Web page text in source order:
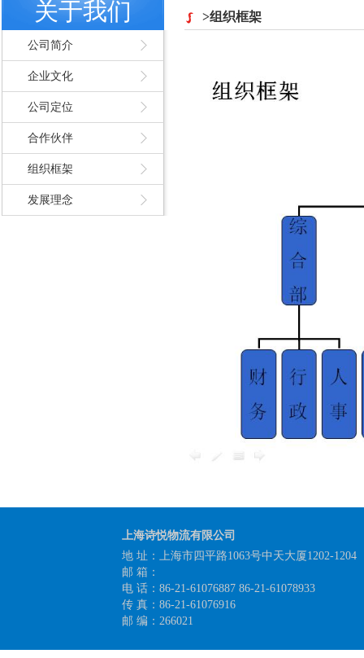
关于我们
公司简介
企业文化
公司定位
合作伙伴
组织框架
发展理念
>组织框架
上海诗悦物流有限公司
地 址：上海市四平路1063号中天大厦1202-1204
邮 箱：
电 话：86-21-61076887 86-21-61078933
传 真：86-21-61076916
邮 编：266021